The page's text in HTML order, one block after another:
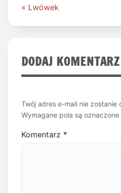
Nawigacja
« Lwówek
DODAJ KOMENTARZ
Twój adres e-mail nie zostanie
Wymagane pola są oznaczone
Komentarz *